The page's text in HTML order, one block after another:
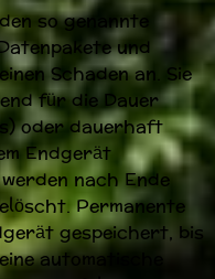
so genannte
und
Schaden an. Sie
für die Dauer
oder dauerhaft
Endgerät
nach Ende
Permanente
gespeichert, bis
automatische